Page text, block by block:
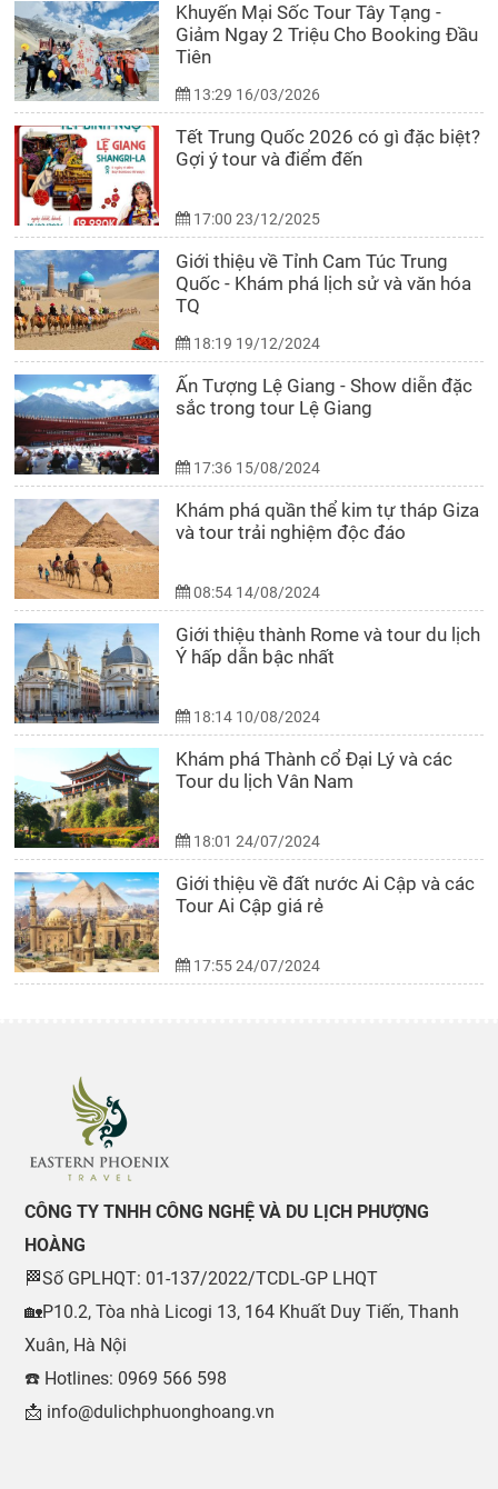
Khuyến Mại Sốc Tour Tây Tạng -
Giảm Ngay 2 Triệu Cho Booking Đầu
Tiên
13:29 16/03/2026
Tết Trung Quốc 2026 có gì đặc biệt?
Gợi ý tour và điểm đến
17:00 23/12/2025
Giới thiệu về Tỉnh Cam Túc Trung
Quốc - Khám phá lịch sử và văn hóa
TQ
18:19 19/12/2024
Ấn Tượng Lệ Giang - Show diễn đặc
sắc trong tour Lệ Giang
17:36 15/08/2024
Khám phá quần thể kim tự tháp Giza
và tour trải nghiệm độc đáo
08:54 14/08/2024
Giới thiệu thành Rome và tour du lịch
Ý hấp dẫn bậc nhất
18:14 10/08/2024
Khám phá Thành cổ Đại Lý và các
Tour du lịch Vân Nam
18:01 24/07/2024
Giới thiệu về đất nước Ai Cập và các
Tour Ai Cập giá rẻ
17:55 24/07/2024
CÔNG TY TNHH CÔNG NGHỆ VÀ DU LỊCH PHƯỢNG
HOÀNG
🏁Số GPLHQT: 01-137/2022/TCDL-GP LHQT
🏡P10.2, Tòa nhà Licogi 13, 164 Khuất Duy Tiến, Thanh
Xuân, Hà Nội
☎️ Hotlines: 0969 566 598
📩 info@dulichphuonghoang.vn